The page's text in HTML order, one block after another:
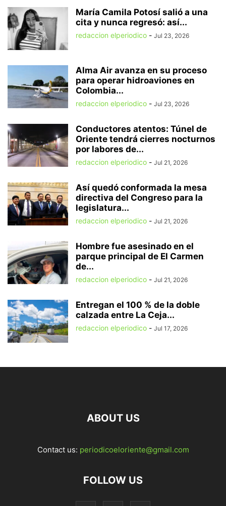
María Camila Potosí salió a una
cita y nunca regresó: así...
redaccion elperiodico - Jul 23, 2026
Alma Air avanza en su proceso
para operar hidroaviones en
Colombia...
redaccion elperiodico - Jul 23, 2026
Conductores atentos: Túnel de
Oriente tendrá cierres nocturnos
por labores de...
redaccion elperiodico - Jul 21, 2026
Así quedó conformada la mesa
directiva del Congreso para la
legislatura...
redaccion elperiodico - Jul 21, 2026
Hombre fue asesinado en el
parque principal de El Carmen
de...
redaccion elperiodico - Jul 21, 2026
Entregan el 100 % de la doble
calzada entre La Ceja...
redaccion elperiodico - Jul 17, 2026
ABOUT US
Contact us: periodicoeloriente@gmail.com
FOLLOW US